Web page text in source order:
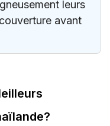
leurs
avant